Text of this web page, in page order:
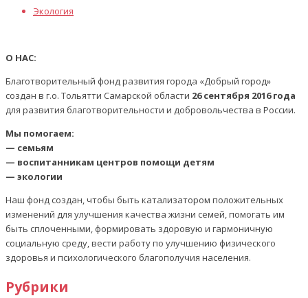
Экология
О НАС:
Благотворительный фонд развития города «Добрый город»
создан в г.о. Тольятти Самарской области 26 сентября 2016 года
для развития благотворительности и добровольчества в России.
Мы помогаем:
— семьям
— воспитанникам центров помощи детям
— экологии
Наш фонд создан, чтобы быть катализатором положительных
изменений для улучшения качества жизни семей, помогать им
быть сплоченными, формировать здоровую и гармоничную
социальную среду, вести работу по улучшению физического
здоровья и психологического благополучия населения.
Рубрики